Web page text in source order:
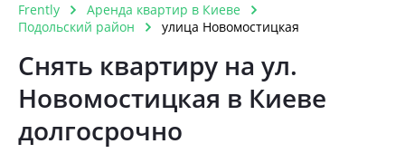
Ирпень
Петропавловская Борщаговка
Софиевская Борщаговка
5 комнатная и больше
Тип постройки
Дореволюционный
Панелька
Хрущовка
Frently
Аренда квартир в Киеве
Подольский район
улица Новомостицкая
Снять квартиру на ул.
Новомостицкая в Киеве
долгосрочно